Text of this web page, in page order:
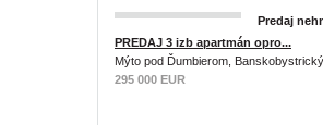
Predaj
PREDAJ 3 izb apartmán opro...
Mýto pod Ďumbierom,
295 000 EUR